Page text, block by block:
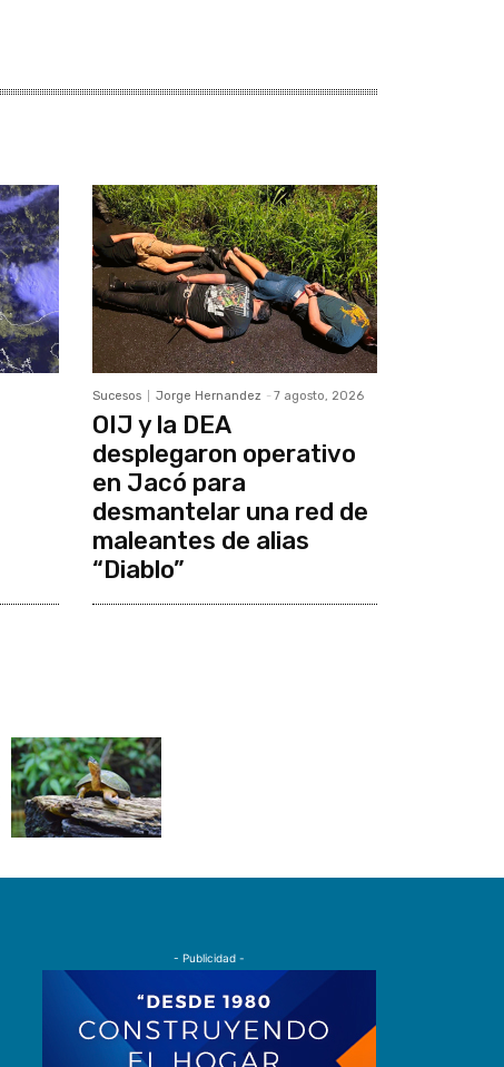
Sucesos Jorge Hernandez - 7 agosto, 2026
OIJ y la DEA
desplegaron operativo
en Jacó para
desmantelar una red de
maleantes de alias
“Diablo”
- Publicidad -